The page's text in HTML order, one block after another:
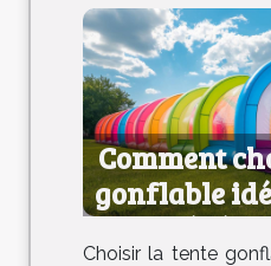
Comment
gonflable
Choisir la tente